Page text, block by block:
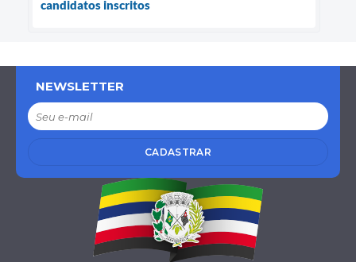
candidatos inscritos
NEWSLETTER
CADASTRAR